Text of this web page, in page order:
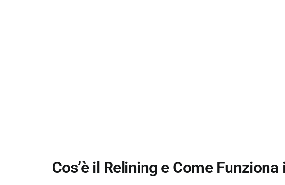
Cos’è il Relining e Come